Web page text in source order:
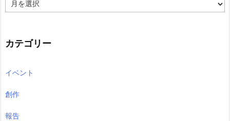
ー
ブ
カテゴリー
イベント
創作
報告